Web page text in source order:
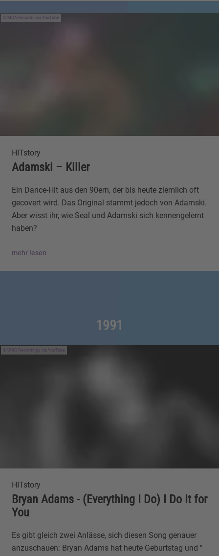
MCA Records via YouTube
HITstory
Adamski – Killer
Ein Dance-Hit aus den 90ern, der bis heute ziemlich oft
gecovert wird. Das Original stammt jedoch von Adamski.
Aber wisst ihr, wie Seal und Adamski sich kennengelernt
haben?
mehr lesen
1991
UMG Recordings via YouTube
HITstory
Bryan Adams - (Everything I Do) I Do It for
You
Es gibt gleich zwei Anlässe, sich diesen Song genauer
anzuschauen: Bryan Adams hat heute Geburtstag und "